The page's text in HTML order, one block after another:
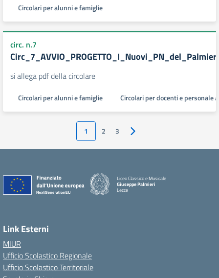
Circolari per alunni e famiglie
circ. n.7
si allega pdf della circolare
Circolari per alunni e famiglie Circolari per docenti e personale
1 2 3 Pagina successiva
Liceo Classico e Musicale
Giuseppe Palmieri
Lecce
Link Esterni
MIUR
Ufficio Scolastico Regionale
Ufficio Scolastico Territoriale